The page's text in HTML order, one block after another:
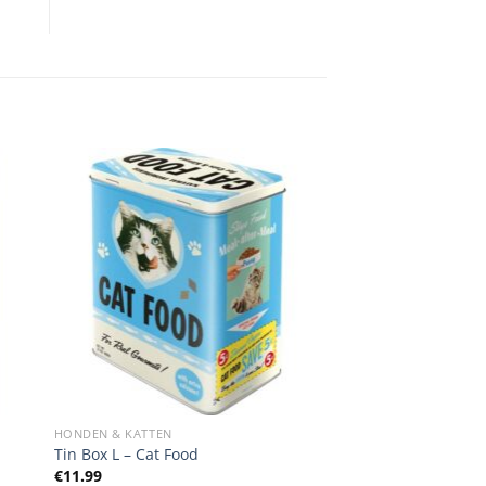
HONDEN & KATTEN
Tin Box L – Cat Food
€11.99